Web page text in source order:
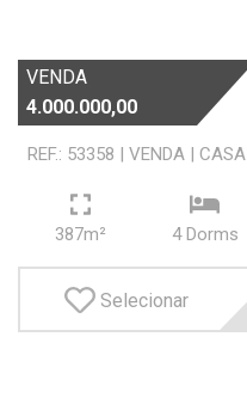
VENDA
4.000.000,00
REF.: 53358 | VENDA | CASA
387m² 4 Dorms
Selecionar